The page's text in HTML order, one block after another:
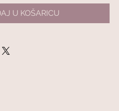
U KOŠARICU